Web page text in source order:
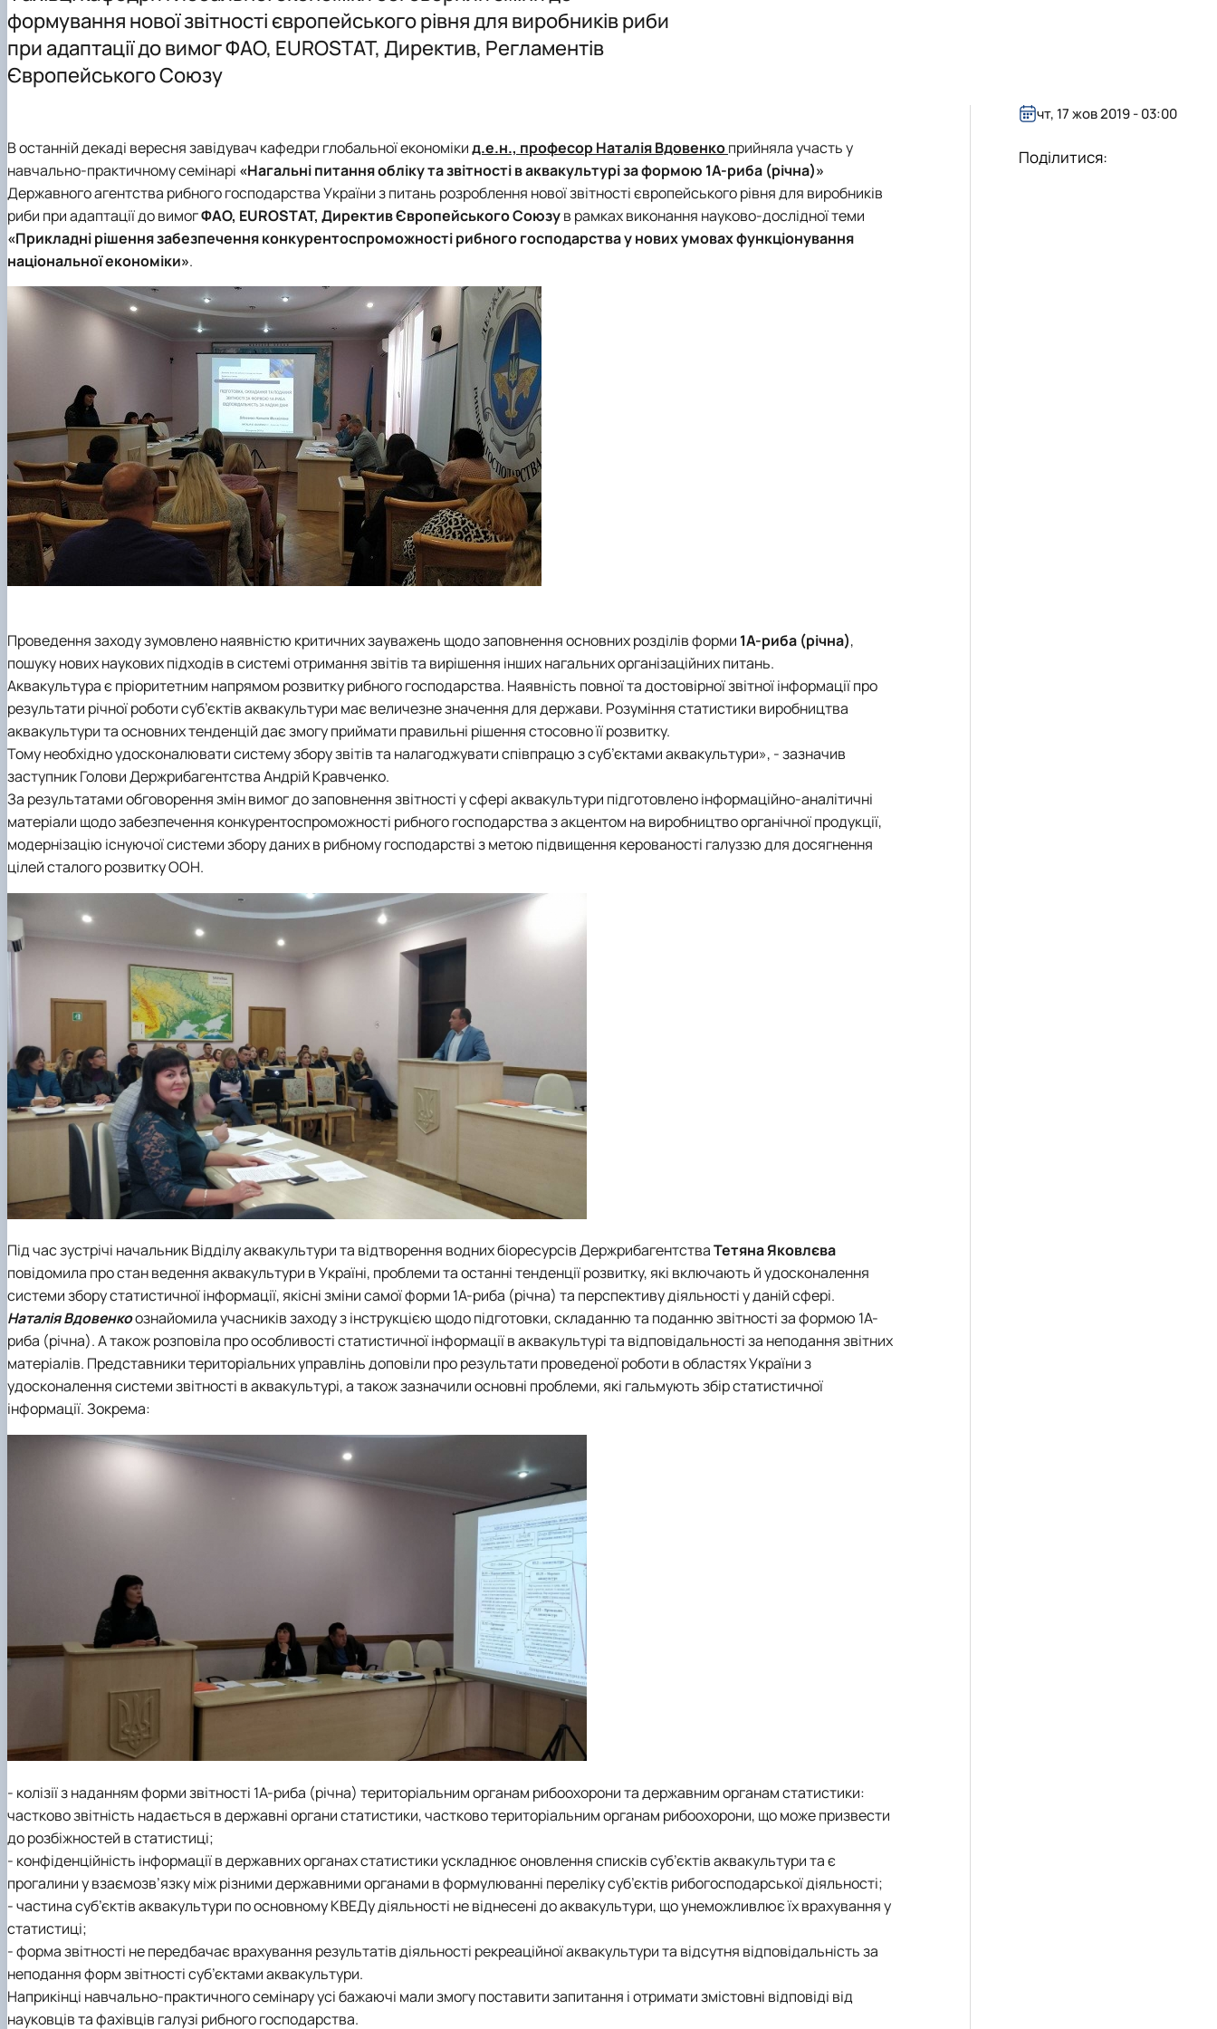
Офіційні документи
ОС "Магістр"
Навчально-методична робота
Тематика магістерських
Гостьові лекції ОПП "Міжнародна економіка"
Практична підготовка
Академічна доброчесність
Інклюзивне середовище
Психологічна підтримка
Обговорення ОП
Обговорення ОП
Буклети освітніх програм
Конференції
Курс мікрокваліфікацій "Навігатор з аквафермерства"
AquaNova-SMART
Digital-Twin-університету
Науковий гурток "Міжнародна економіка"
формування нової звітності європейського рівня для виробників риби
при адаптації до вимог ФАО, EUROSTAT, Директив, Регламентів
Європейського Союзу
В останній декаді вересня завідувач кафедри глобальної економікид.е.н., професор Наталія Вдовенкоприйняла участь у
навчально-практичному семінарі «Нагальні питання обліку та звітності в аквакультурі за формою 1А-риба (річна)»
Державного агентства рибного господарства України з питань розроблення нової звітності європейського рівня для виробників
риби при адаптації до вимогФАО, EUROSTAT, Директив Європейського Союзув рамках виконання науково-дослідної теми
«Прикладні рішення забезпечення конкурентоспроможності рибного господарства у нових умовах функціонування
національної економіки».
Проведення заходу зумовлено наявністю критичних зауважень щодо заповнення основних розділів форми 1А-риба (річна),
пошуку нових наукових підходів в системі отримання звітів та вирішення інших нагальних організаційних питань.
Аквакультура є пріоритетним напрямом розвитку рибного господарства. Наявність повної та достовірної звітної інформації про
результати річної роботи суб’єктів аквакультури має величезне значення для держави. Розуміння статистики виробництва
аквакультури та основних тенденцій дає змогу приймати правильні рішення стосовно її розвитку.
Тому необхідно удосконалювати систему збору звітів та налагоджувати співпрацю з суб’єктами аквакультури», - зазначив
заступник Голови Держрибагентства Андрій Кравченко.
За результатами обговорення змін вимог до заповнення звітності у сфері аквакультури підготовлено інформаційно-аналітичні
матеріали щодо забезпечення конкурентоспроможності рибного господарства з акцентом на виробництво органічної продукції,
модернізацію існуючої системи збору даних в рибному господарстві з метою підвищення керованості галуззю для досягнення
цілей сталого розвитку ООН.
Під час зустрічі начальник Відділу аквакультури та відтворення водних біоресурсів ДержрибагентстваТетяна Яковлєва
повідомила про стан ведення аквакультури в Україні, проблеми та останні тенденції розвитку, які включають й удосконалення
системи збору статистичної інформації, якісні зміни самої форми 1А-риба (річна) та перспективу діяльності у даній сфері.
Наталія Вдовенкоознайомила учасників заходу з інструкцією щодо підготовки, складанню та поданню звітності за формою 1А-
риба (річна). А також розповіла про особливості статистичної інформації в аквакультурі та відповідальності за неподання звітних
матеріалів. Представники територіальних управлінь доповіли про результати проведеної роботи в областях України з
удосконалення системи звітності в аквакультурі, а також зазначили основні проблеми, які гальмують збір статистичної
інформації. Зокрема:
- колізії з наданням форми звітності 1А-риба (річна) територіальним органам рибоохорони та державним органам статистики:
частково звітність надається в державні органи статистики, частково територіальним органам рибоохорони, що може призвести
до розбіжностей в статистиці;
- конфіденційність інформації в державних органах статистики ускладнює оновлення списків суб’єктів аквакультури та є
прогалини у взаємозв’язку між різними державними органами в формулюванні переліку суб’єктів рибогосподарської діяльності;
- частина суб’єктів аквакультури по основному КВЕДу діяльності не віднесені до аквакультури, що унеможливлює їх врахування у
статистиці;
- форма звітності не передбачає врахування результатів діяльності рекреаційної аквакультури та відсутня відповідальність за
неподання форм звітності суб’єктами аквакультури.
Наприкінці навчально-практичного семінару усі бажаючі мали змогу поставити запитання і отримати змістовні відповіді від
науковців та фахівців галузі рибного господарства.
чт, 17 жов 2019 - 03:00
Поділитися: